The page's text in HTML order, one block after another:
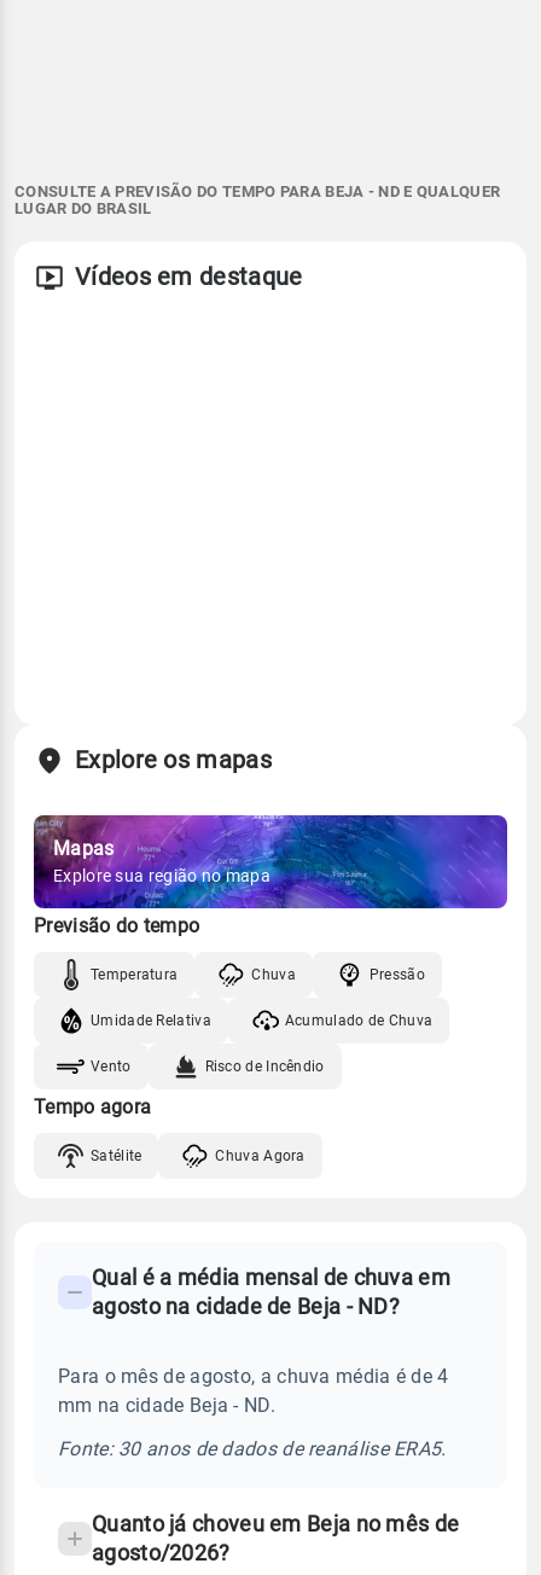
CONSULTE A PREVISÃO DO TEMPO PARA BEJA - ND E QUALQUER
LUGAR DO BRASIL
Vídeos em destaque
Explore os mapas
Mapas
Explore sua região no mapa
Previsão do tempo
Temperatura Chuva Pressão
Umidade Relativa Acumulado de Chuva
Vento Risco de Incêndio
Tempo agora
Satélite Chuva Agora
Perguntas
sobre
chuva
Qual é a média mensal de chuva em
agosto na cidade de Beja - ND?
Para o mês de agosto, a chuva média é de 4
mm na cidade Beja - ND.
Fonte: 30 anos de dados de reanálise ERA5.
Quanto já choveu em Beja no mês de
agosto/2026?